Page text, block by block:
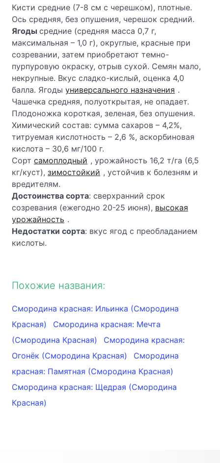
Кисти средние (7-8 см с черешком), плотные.
Ось средняя, без опушения, черешок средний.
Ягоды средние (средняя масса 0,7 г,
максимальная – 1,0 г), округлые, красные при
созревании, затем приобретают темно-
пурпуровую окраску, отрыв сухой. Семян мало,
некрупные. Вкус сладко-кислый, оценка 4,0
балла. Ягоды универсального назначения .
Чашечка средняя, полуоткрытая, не опадает.
Плодоножка короткая, зеленая, без опушения.
Химический состав: сумма сахаров – 4,2%,
титруемая кислотность – 2,6 %, аскорбиновая
кислота – 30,6 мг/100 г.
Сорт самоплодный , урожайность 16,2 т/га (6,5
кг/куст), зимостойкий , устойчив к болезням и
вредителям.
Достоинства сорта: сверхранний срок
созревания (ежегодно 20-25 июня), высокая
урожайность .
Недостатки сорта: вкус ягод с преобладанием
кислоты.
Похожие названия:
Смородина красная: Ильинка (Смородина
Красная)
Смородина красная: Мечта
(Смородина Красная)
Смородина красная:
Огонёк (Смородина Красная)
Смородина
красная: Памятная (Смородина Красная)
Смородина красная: Щедрая (Смородина
Красная)